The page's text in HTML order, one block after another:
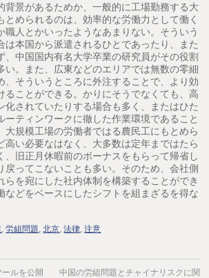
背景があるためか、一般的に工場勤務する大
とめられるのは、効率的な労働力として働く
職人とかいったようなあまりない。そういう
は本国から派遣されるひとであったり、また
、中国国内有名大学卒業の研究員がその役割
い。また、広東などのエリアでは無数の零細
、そういうところに外注することで、より効
ることができる。かりにそうでなくても、高
化されていたりする場合も多く、またはひた
ーティンワークに徹した作業環境であること
大規模工場の労働者ではる農民工にもとめら
高い必要なはなく、大多数は定年まではたら
、旧正月休暇前のボーナスをもらって帰省し
戻ってこないことも多い。そのため、会社側
らを宛にした社内体制を構築することができ
などをベースにしたシフトを組まざるを得な
,労組問題,北京,法律,注意
ルを公開
中国の労組問題とチャイナリスクに関